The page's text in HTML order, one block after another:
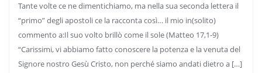
Tante volte ce ne dimentichiamo, ma nella sua seconda lettera il
“primo” degli apostoli ce la racconta così… il mio in(solito)
commento a:Il suo volto brillò come il sole (Matteo 17,1-9)
“Carissimi, vi abbiamo fatto conoscere la potenza e la venuta del
Signore nostro Gesù Cristo, non perché siamo andati dietro a […]